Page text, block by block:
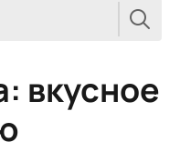
вкусное